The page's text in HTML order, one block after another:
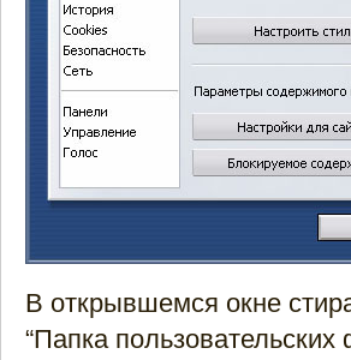
В открывшемся окне
“Папка